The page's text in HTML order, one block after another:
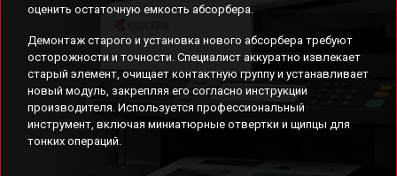
оценить остаточную емкость абсорбера.
Демонтаж старого и установка нового абсорбера требуют
осторожности и точности. Специалист аккуратно извлекает
старый элемент, очищает контактную группу и устанавливает
новый модуль, закрепляя его согласно инструкции
производителя. Используется профессиональный
инструмент, включая миниатюрные отвертки и щипцы для
тонких операций.